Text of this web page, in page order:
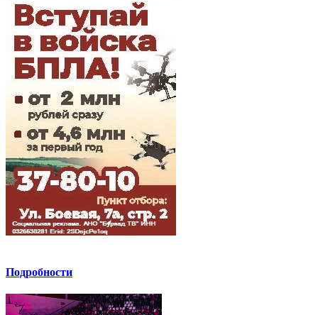
Подробности